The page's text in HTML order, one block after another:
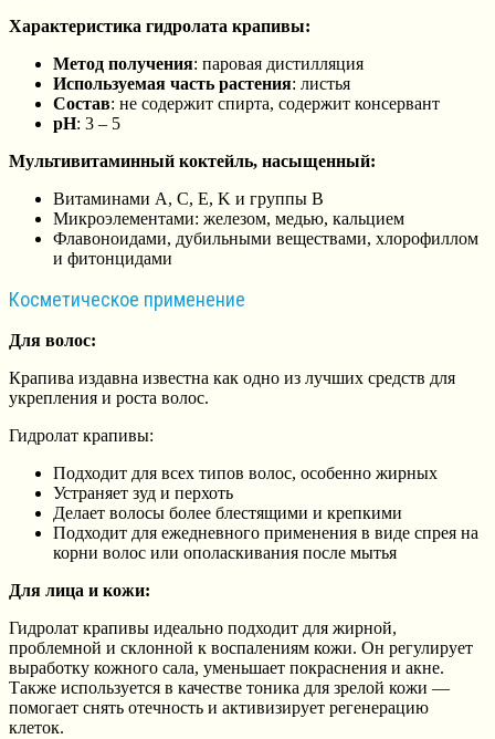
Характеристика гидролата крапивы:
Метод получения: паровая дистилляция
Используемая часть растения: листья
Состав: не содержит спирта, содержит консервант
рН: 3 – 5
Мультивитаминный коктейль, насыщенный:
Витаминами A, C, E, K и группы B
Микроэлементами: железом, медью, кальцием
Флавоноидами, дубильными веществами, хлорофиллом
и фитонцидами
Косметическое применение
Для волос:
Крапива издавна известна как одно из лучших средств для
укрепления и роста волос.
Гидролат крапивы:
Подходит для всех типов волос, особенно жирных
Устраняет зуд и перхоть
Делает волосы более блестящими и крепкими
Подходит для ежедневного применения в виде спрея на
корни волос или ополаскивания после мытья
Для лица и кожи:
Гидролат крапивы идеально подходит для жирной,
проблемной и склонной к воспалениям кожи. Он регулирует
выработку кожного сала, уменьшает покраснения и акне.
Также используется в качестве тоника для зрелой кожи —
помогает снять отечность и активизирует регенерацию
клеток.